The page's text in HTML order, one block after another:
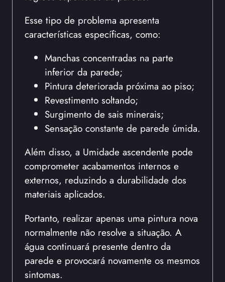
Esse tipo de problema apresenta
características específicas, como:
Manchas concentradas na parte
inferior da parede;
Pintura deteriorada próxima ao piso;
Revestimento soltando;
Surgimento de sais minerais;
Sensação constante de parede úmida.
Além disso, a Umidade ascendente pode
comprometer acabamentos internos e
externos, reduzindo a durabilidade dos
materiais aplicados.
Portanto, realizar apenas uma pintura nova
normalmente não resolve a situação. A
água continuará presente dentro da
parede e provocará novamente os mesmos
sintomas.